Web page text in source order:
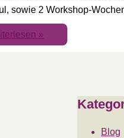
sowie 2 Workshop-
»
Blog